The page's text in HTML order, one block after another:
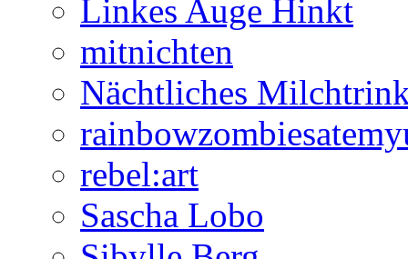
Linkes Auge Hinkt
mitnichten
Nächtliches
rebel:art
Sascha Lobo